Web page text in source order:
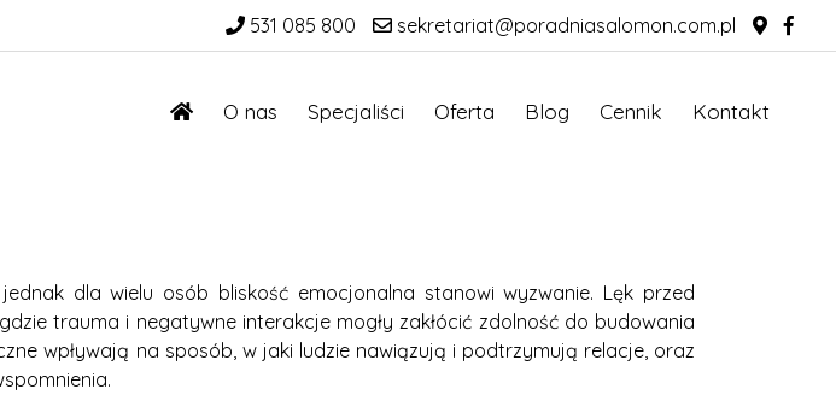
531 085 800 sekretariat@poradniasalomon.com.pl
O nas Specjaliści Oferta Blog Cennik Kontakt
dla wielu osób bliskość emocjonalna stanowi wyzwanie. Lęk przed
trauma i negatywne interakcje mogły zakłócić zdolność do budowania
wpływają na sposób, w jaki ludzie nawiązują i podtrzymują relacje, oraz